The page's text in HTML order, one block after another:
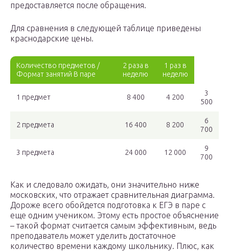
предоставляется после обращения.
Для сравнения в следующей таблице приведены
краснодарские цены.
Количество предметов /
Формат занятий В паре
2 раза в
неделю
1 раз в
неделю
1 предмет 8 400 4 200
3
500
2 предмета 16 400 8 200
6
700
3 предмета 24 000 12 000
9
700
Как и следовало ожидать, они значительно ниже
московских, что отражает сравнительная диаграмма.
Дороже всего обойдется подготовка к ЕГЭ в паре с
еще одним учеником. Этому есть простое объяснение
– такой формат считается самым эффективным, ведь
преподаватель может уделить достаточное
количество времени каждому школьнику. Плюс, как